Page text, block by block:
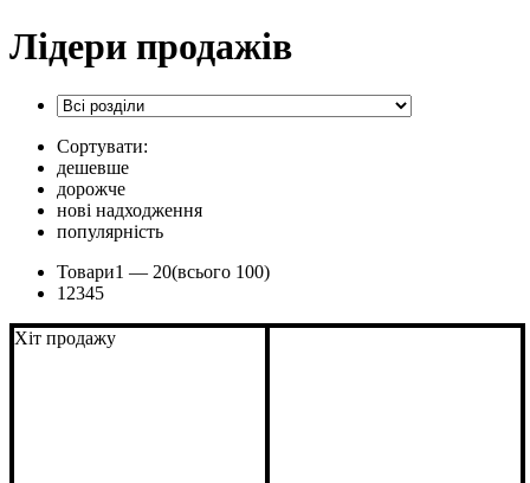
Лідери продажів
Сортувати:
дешевше
дорожче
нові надходження
популярність
Товари1 — 20(всього 100)
1 2345
Хіт продажу